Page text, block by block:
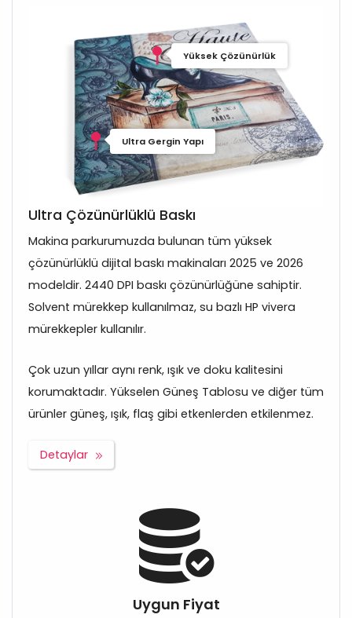
Yüksek Çözünürlük
Ultra Gergin Yapı
Ultra Çözünürlüklü Baskı
Makina parkurumuzda bulunan tüm yüksek
çözünürlüklü dijital baskı makinaları 2025 ve 2026
modeldir. 2440 DPI baskı çözünürlüğüne sahiptir.
Solvent mürekkep kullanılmaz, su bazlı HP vivera
mürekkepler kullanılır.
Çok uzun yıllar aynı renk, ışık ve doku kalitesini
korumaktadır. Yükselen Güneş Tablosu ve diğer tüm
ürünler güneş, ışık, flaş gibi etkenlerden etkilenmez.
Detaylar
Uygun Fiyat